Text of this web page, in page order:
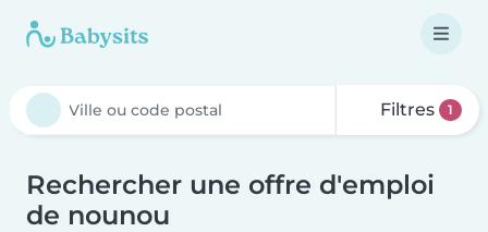
Filtres 1
Rechercher une offre d'emploi
de nounou